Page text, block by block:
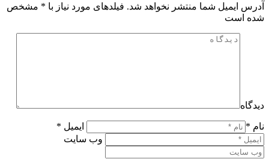
آدرس ایمیل شما منتشر نخواهد شد. فیلدهای مورد نیاز با * مشخص
شده است
دیدگاه
نام *
ایمیل *
وب سایت